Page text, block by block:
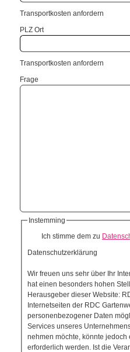
Transportkosten anfordern
PLZ Ort
Transportkosten anfordern
Frage
Instemming
Ich stimme dem zu
Datenschutzerklärung
Wir freuen uns sehr über Ihr
hat einen besonders hohen
Herausgeber dieser Website:
Internetseiten der RDC
personenbezogener Daten
Services unseres
nehmen möchte, könnte
erforderlich werden. Ist die